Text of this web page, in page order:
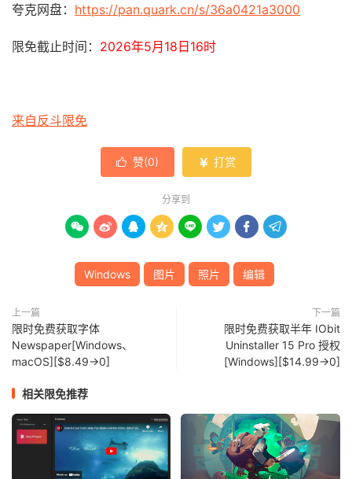
夸克网盘： https://pan.quark.cn/s/36a0421a3000
限免截止时间： 2026年5月18日16时
来自反斗限免
 赞(0)  打赏
分享到
       
Windows 图片 照片 编辑
上一篇
限时免费获取字体
Newspaper[Windows、
macOS][$8.49→0]
下一篇
限时免费获取半年 IObit
Uninstaller 15 Pro 授权
[Windows][$14.99→0]
相关限免推荐